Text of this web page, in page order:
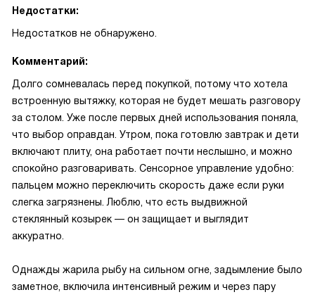
Недостатки:
Недостатков не обнаружено.
Комментарий:
Долго сомневалась перед покупкой, потому что хотела
встроенную вытяжку, которая не будет мешать разговору
за столом. Уже после первых дней использования поняла,
что выбор оправдан. Утром, пока готовлю завтрак и дети
включают плиту, она работает почти неслышно, и можно
спокойно разговаривать. Сенсорное управление удобно:
пальцем можно переключить скорость даже если руки
слегка загрязнены. Люблю, что есть выдвижной
стеклянный козырек — он защищает и выглядит
аккуратно.
Однажды жарила рыбу на сильном огне, задымление было
заметное, включила интенсивный режим и через пару